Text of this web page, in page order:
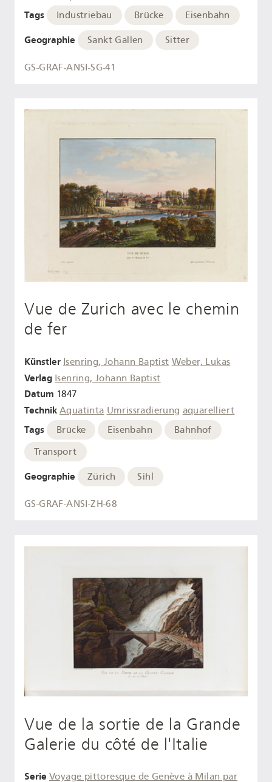
Tags Industriebau Brücke Eisenbahn
Geographie Sankt Gallen Sitter
GS-GRAF-ANSI-SG-41
Vue de Zurich avec le chemin
de fer
Künstler Isenring, Johann Baptist Weber, Lukas
Verlag Isenring, Johann Baptist
Datum 1847
Technik Aquatinta Umrissradierung aquarelliert
Tags Brücke Eisenbahn
Bahnhof
Transport
Geographie Zürich Sihl
GS-GRAF-ANSI-ZH-68
Vue de la sortie de la Grande
Galerie du côté de l'Italie
Serie Voyage pittoresque de Genève à Milan par